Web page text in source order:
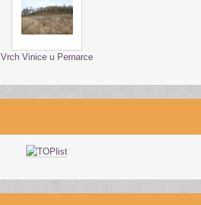
Vrch Vinice u Pernarce